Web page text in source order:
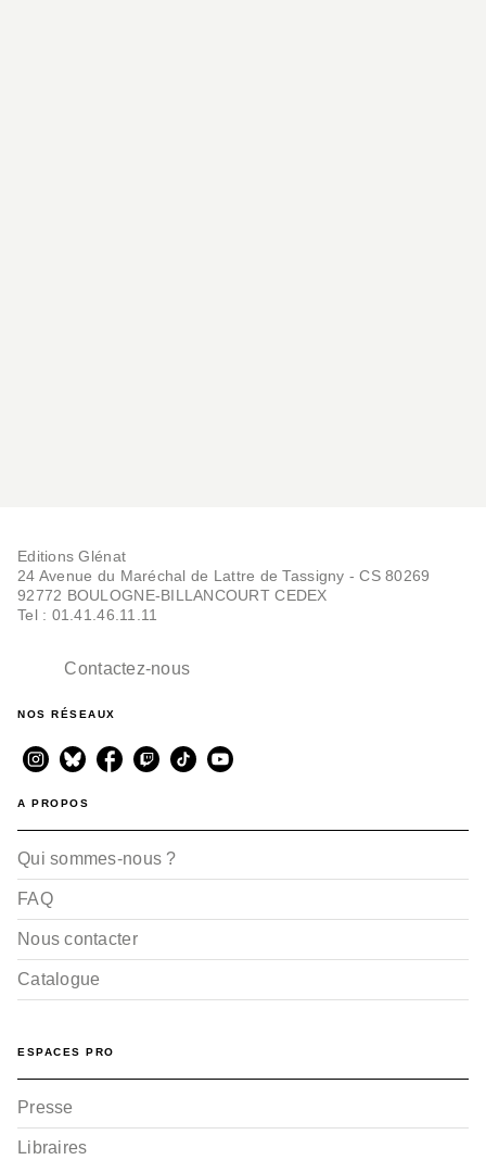
Editions Glénat
24 Avenue du Maréchal de Lattre de Tassigny - CS 80269
92772 BOULOGNE-BILLANCOURT CEDEX
Tel : 01.41.46.11.11
Contactez-nous
NOS RÉSEAUX
A PROPOS
Qui sommes-nous ?
FAQ
Nous contacter
Catalogue
ESPACES PRO
Presse
Libraires